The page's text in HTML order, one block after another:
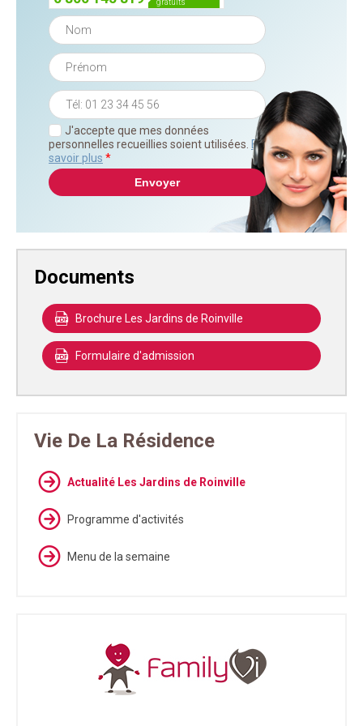
gratuits
J'accepte que mes données
personnelles recueillies soient utilisées. En
savoir plus *
Documents
Brochure Les Jardins de Roinville
Formulaire d'admission
Vie De La Résidence
Actualité Les Jardins de Roinville
Programme d'activités
Menu de la semaine